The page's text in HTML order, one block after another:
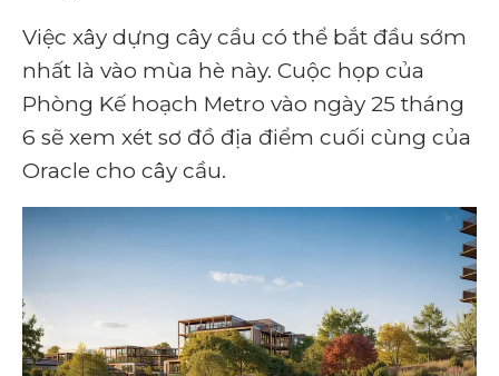
Việc xây dựng cây cầu có thể bắt đầu sớm
nhất là vào mùa hè này. Cuộc họp của
Phòng Kế hoạch Metro vào ngày 25 tháng
6 sẽ xem xét sơ đồ địa điểm cuối cùng của
Oracle cho cây cầu.